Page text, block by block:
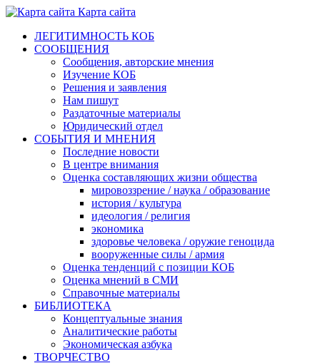
Карта сайта
ЛЕГИТИМНОСТЬ КОБ
СООБЩЕНИЯ
Сообщения, авторские мнения
Изучение КОБ
Решения и заявления
Нам пишут
Раздаточные материалы
Юридический отдел
СОБЫТИЯ И МНЕНИЯ
Последние новости
В центре внимания
Оценка составляющих жизни общества
мировоззрение / наука / образование
история / культура
идеология / религия
экономика
здоровье человека / оружие геноцида
вооруженные силы / армия
Оценка тенденций с позиции КОБ
Оценка мнений в СМИ
Справочные материалы
БИБЛИОТЕКА
Концептуальные знания
Аналитические работы
Экономическая азбука
ТВОРЧЕСТВО